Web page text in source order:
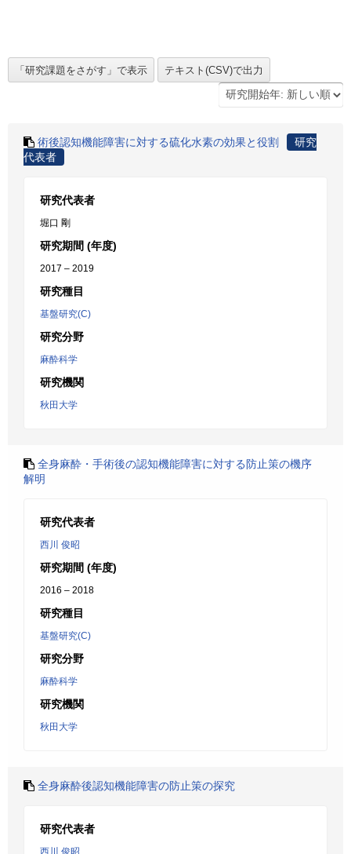
術後認知機能障害に対する硫化水素の効果と役割
研究
代表者
研究代表者
堀口 剛
研究期間 (年度)
2017 – 2019
研究種目
基盤研究(C)
研究分野
麻酔科学
研究機関
秋田大学
全身麻酔・手術後の認知機能障害に対する防止策の機序
解明
研究代表者
西川 俊昭
研究期間 (年度)
2016 – 2018
研究種目
基盤研究(C)
研究分野
麻酔科学
研究機関
秋田大学
全身麻酔後認知機能障害の防止策の探究
研究代表者
西川 俊昭